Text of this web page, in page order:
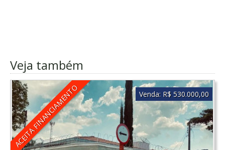
Veja também
ACEITA FINANCIAMENTO Venda: R$ 530.000,00